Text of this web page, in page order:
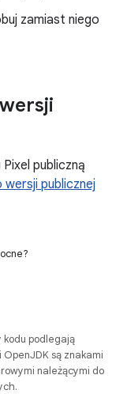
zamiast niego
publiczną
publicznej
podlegają
OpenJDK są znakami
należącymi do